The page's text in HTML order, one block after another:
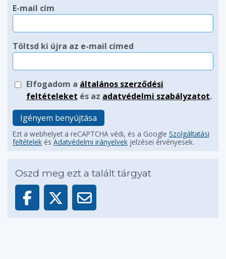
E-mail cím
Töltsd ki újra az e-mail címed
Elfogadom a általános szerződési
feltételeket és az adatvédelmi szabályzatot.
Igényem benyújtása
Ezt a webhelyet a reCAPTCHA védi, és a Google Szolgáltatási
feltételek ésAdatvédelmi irányelvek jelzései érvényesek.
Oszd meg ezt a talált tárgyat